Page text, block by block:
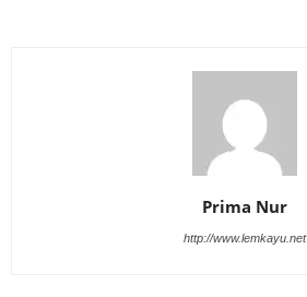
Prima Nur
http://www.lemkayu.net